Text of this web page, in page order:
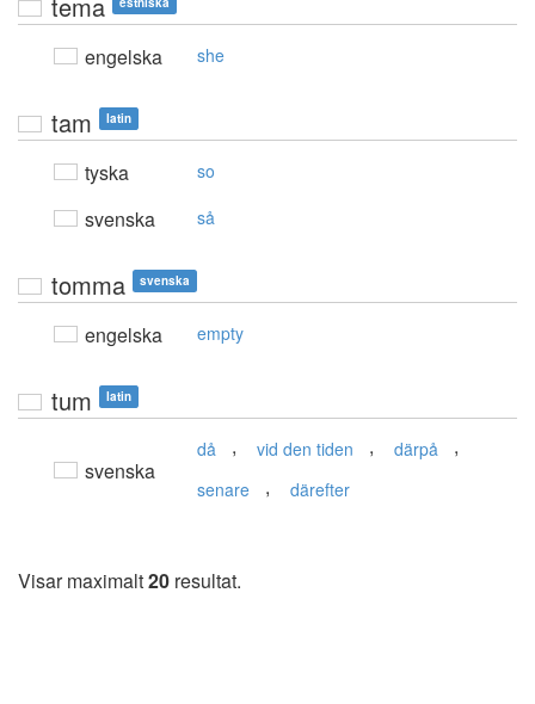
tema
engelska she
tam latin
tyska so
svenska så
tomma svenska
engelska empty
tum latin
svenska
då , vid den tiden , därpå ,
senare , därefter
Visar maximalt20 resultat.